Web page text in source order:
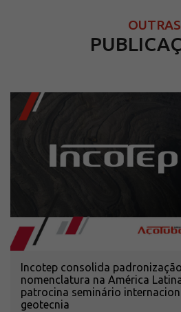
OUTRAS
Incotep consolida
nomenclatura na América
patrocina seminário
geotecnia